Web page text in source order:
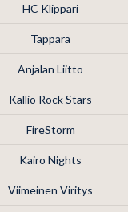
HC Klippari
Tappara
Anjalan Liitto
Kallio Rock Stars
FireStorm
Kairo Nights
Viimeinen Viritys